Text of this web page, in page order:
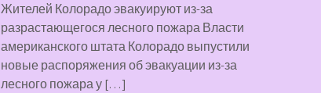
Жителей Колорадо эвакуируют из-за
разрастающегося лесного пожара Власти
американского штата Колорадо выпустили
новые распоряжения об эвакуации из-за
лесного пожара у […]